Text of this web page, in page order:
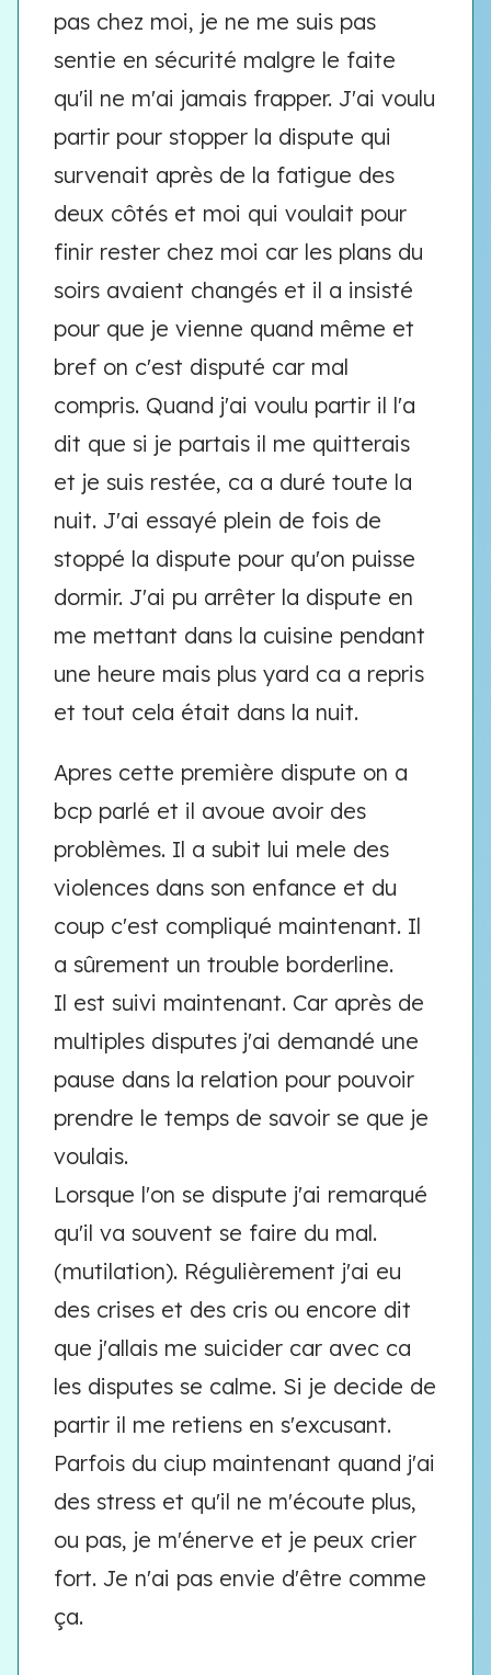
pas chez moi, je ne me suis pas
sentie en sécurité malgre le faite
qu'il ne m'ai jamais frapper. J'ai voulu
partir pour stopper la dispute qui
survenait après de la fatigue des
deux côtés et moi qui voulait pour
finir rester chez moi car les plans du
soirs avaient changés et il a insisté
pour que je vienne quand même et
bref on c'est disputé car mal
compris. Quand j'ai voulu partir il l'a
dit que si je partais il me quitterais
et je suis restée, ca a duré toute la
nuit. J'ai essayé plein de fois de
stoppé la dispute pour qu'on puisse
dormir. J'ai pu arrêter la dispute en
me mettant dans la cuisine pendant
une heure mais plus yard ca a repris
et tout cela était dans la nuit.
Apres cette première dispute on a
bcp parlé et il avoue avoir des
problèmes. Il a subit lui mele des
violences dans son enfance et du
coup c'est compliqué maintenant. Il
a sûrement un trouble borderline.
Il est suivi maintenant. Car après de
multiples disputes j'ai demandé une
pause dans la relation pour pouvoir
prendre le temps de savoir se que je
voulais.
Lorsque l'on se dispute j'ai remarqué
qu'il va souvent se faire du mal.
(mutilation). Régulièrement j'ai eu
des crises et des cris ou encore dit
que j'allais me suicider car avec ca
les disputes se calme. Si je decide de
partir il me retiens en s'excusant.
Parfois du ciup maintenant quand j'ai
des stress et qu'il ne m'écoute plus,
ou pas, je m'énerve et je peux crier
fort. Je n'ai pas envie d'être comme
ça.